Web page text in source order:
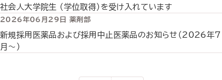
社会人大学院生 （学位取得）を受け入れています
2026年06月29日 薬剤部
新規採用医薬品および採用中止医薬品のお知らせ（2026年7
月～）